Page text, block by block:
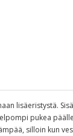
lisäeristystä.
pukea
silloin kun